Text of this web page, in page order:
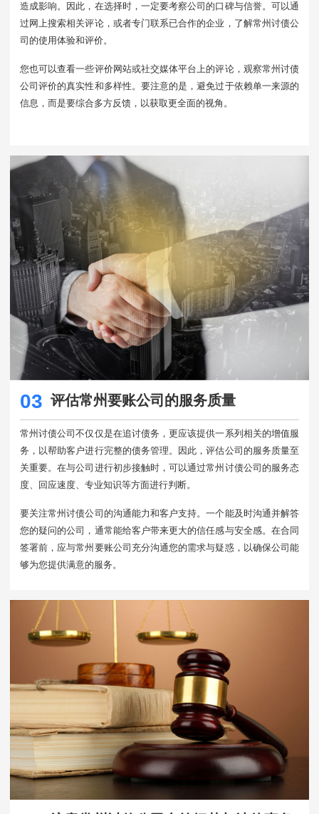
造成影响。因此，在选择时，一定要考察公司的口碑与信誉。可以通
过网上搜索相关评论，或者专门联系已合作的企业，了解常州讨债公
司的使用体验和评价。
您也可以查看一些评价网站或社交媒体平台上的评论，观察常州讨债
公司评价的真实性和多样性。要注意的是，避免过于依赖单一来源的
信息，而是要综合多方反馈，以获取更全面的视角。
03 评估常州要账公司的服务质量
常州讨债公司不仅仅是在追讨债务，更应该提供一系列相关的增值服
务，以帮助客户进行完整的债务管理。因此，评估公司的服务质量至
关重要。在与公司进行初步接触时，可以通过常州讨债公司的服务态
度、回应速度、专业知识等方面进行判断。
要关注常州讨债公司的沟通能力和客户支持。一个能及时沟通并解答
您的疑问的公司，通常能给客户带来更大的信任感与安全感。在合同
签署前，应与常州要账公司充分沟通您的需求与疑惑，以确保公司能
够为您提供满意的服务。